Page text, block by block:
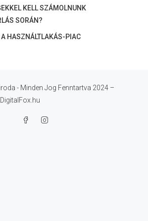
KELL SZÁMOLNUNK
SORÁN?
HASZNÁLTLAKÁS-PIAC
- Minden Jog Fenntartva 2024 –